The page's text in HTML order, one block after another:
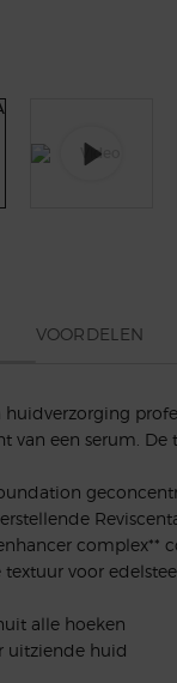
VOORDELEN
huidverzorging
van een serum.
complex**
voor
alle hoeken
uitziende huid